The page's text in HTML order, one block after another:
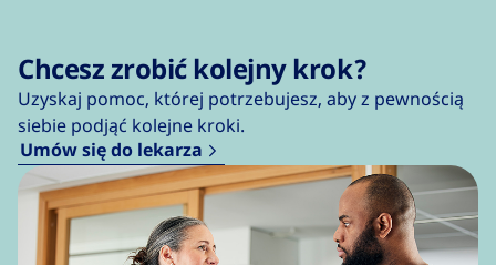
Chcesz zrobić kolejny krok?
Uzyskaj pomoc, której potrzebujesz, aby z pewnością
siebie podjąć kolejne kroki.
Umów się do lekarza